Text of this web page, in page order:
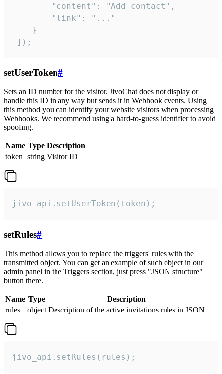
        "content": "Add contact",
        "link": "..."
    }
]);
setUserToken#
Sets an ID number for the visitor. JivoChat does not display or
handle this ID in any way but sends it in Webhook events. Using
this method you can identify your website visitors when processing
Webhooks. We recommend using a hard-to-guess identifier to avoid
spoofing.
Name Type Description
token string Visitor ID
jivo_api.setUserToken(token);
setRules#
This method allows you to replace the triggers' rules with the
transmitted object. You can get an example of such object in our
admin panel in the Triggers section, just press "JSON structure"
button there.
Name Type
Description
rules
object Description of the active invitations rules in JSON
jivo_api.setRules(rules);